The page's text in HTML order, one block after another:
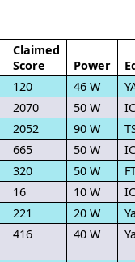
Claimed
Score
Power
120 46 W
2070 50 W
2052 90 W
665 50 W
320 50 W
16 10 W
221 20 W
416 40 W